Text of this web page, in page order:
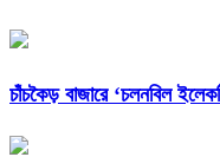
চাঁচকৈড় বাজারে ‘চলনবিল